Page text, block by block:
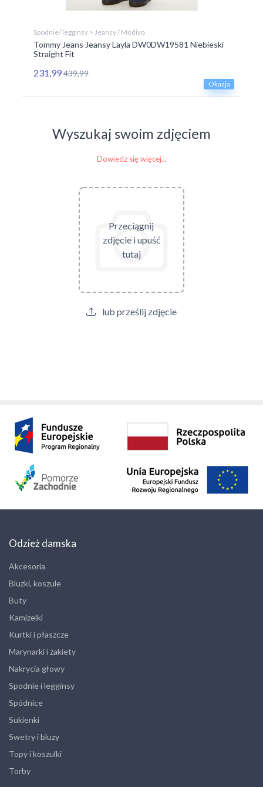
Okazja
Spodnie/ legginsy > Jeansy / Modivo
Tommy Jeans Jeansy Layla DW0DW19581 Niebieski
Straight Fit
231,99439,99
Wyszukaj swoim zdjęciem
Dowiedz się więcej...
Przeciągnij
zdjęcie i upuść
tutaj
lub prześlij zdjęcie
Odzież damska
Akcesoria
Bluzki, koszule
Buty
Kamizelki
Kurtki i płaszcze
Marynarki i żakiety
Nakrycia głowy
Spodnie i legginsy
Spódnice
Sukienki
Swetry i bluzy
Topy i koszulki
Torby